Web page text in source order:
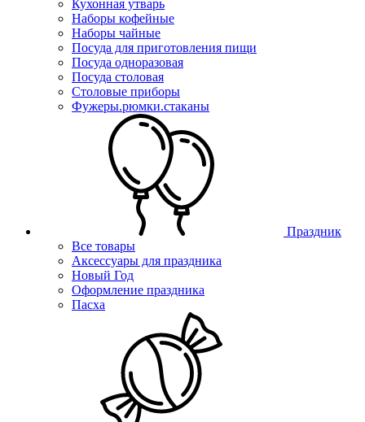
Кухонная утварь
Наборы кофейные
Наборы чайные
Посуда для приготовления пищи
Посуда одноразовая
Посуда столовая
Столовые приборы
Фужеры.рюмки.стаканы
Праздник
Все товары
Аксессуары для праздника
Новый Год
Оформление праздника
Пасха